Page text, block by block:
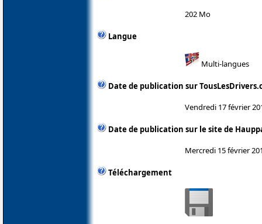
202 Mo
Langue
Multi-langues
Date de publication sur
Vendredi 17 février
Date de publication sur le site de
Mercredi 15 février
Téléchargement